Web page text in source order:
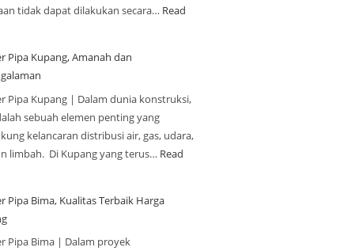
tidak dapat dilakukan secara… Read
Pipa Kupang, Amanah dan
Pipa Kupang | Dalam dunia konstruksi,
sebuah elemen penting yang
kelancaran distribusi air, gas, udara,
limbah. Di Kupang yang terus… Read
Pipa Bima, Kualitas Terbaik Harga
Pipa Bima | Dalam proyek